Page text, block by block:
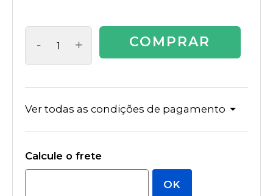
- + COMPRAR
Ver todas as condições de pagamento